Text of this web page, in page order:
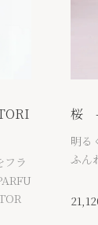
ラ
桜 -
明る
ふん